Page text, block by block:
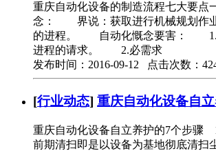
重庆自动化设备的制造流程七大要点
念： 界说：获取进行机械规划作
的进程。 自动化慨念要害： 1.
进程的请求。 2.必需求
发布时间：2016-09-12 点击次数：
[行业动态] 重庆自动化设备自
重庆自动化设备自立养护的7个步
前期清扫即是以设备为基地彻底清扫